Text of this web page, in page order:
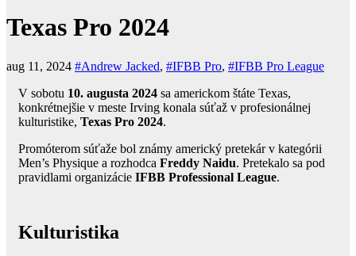
Texas Pro 2024
aug 11, 2024 #Andrew Jacked, #IFBB Pro, #IFBB Pro League
V sobotu 10. augusta 2024 sa americkom štáte Texas,
konkrétnejšie v meste Irving konala súťaž v profesionálnej
kulturistike, Texas Pro 2024.
Promóterom súťaže bol známy americký pretekár v kategórii
Men’s Physique a rozhodca Freddy Naidu. Pretekalo sa pod
pravidlami organizácie IFBB Professional League.
Kulturistika